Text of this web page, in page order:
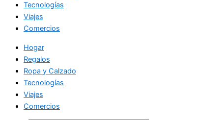
Tecnologías
Viajes
Comercios
Hogar
Regalos
Ropa y Calzado
Tecnologías
Viajes
Comercios